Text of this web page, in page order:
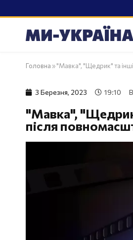
Головна »"Мавка", "Щедрик" та
3 Березня, 2023 19:10
"Мавка",
після